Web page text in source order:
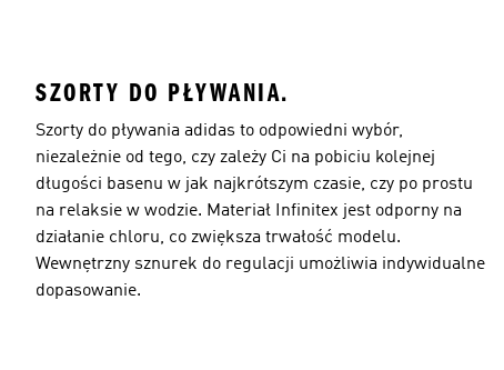
SZORTY DO PŁYWANIA.
Szorty do pływania adidas to odpowiedni wybór,
niezależnie od tego, czy zależy Ci na pobiciu kolejnej
długości basenu w jak najkrótszym czasie, czy po prostu
na relaksie w wodzie. Materiał Infinitex jest odporny na
działanie chloru, co zwiększa trwałość modelu.
Wewnętrzny sznurek do regulacji umożliwia indywidualne
dopasowanie.